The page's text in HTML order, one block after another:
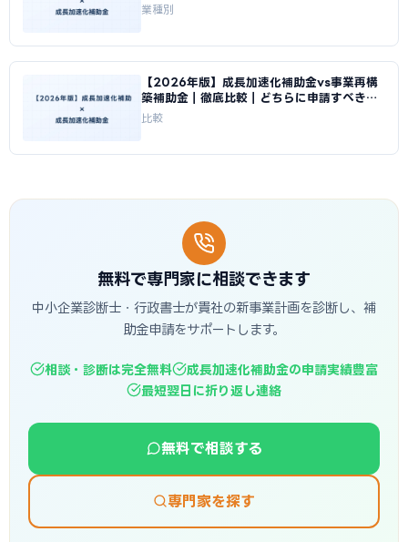
略｜成長加速化補助金ナビ
業種別
【2026年版】成長加速化補助金vs事業再構
築補助金｜徹底比較｜どちらに申請すべきか
｜成長加速化補助金ナビ
比較
無料で専門家に相談できます
中小企業診断士・行政書士が貴社の新事業計画を診断し、補
助金申請をサポートします。
相談・診断は完全無料
成長加速化補助金の申請実績豊富
最短翌日に折り返し連絡
無料で相談する
専門家を探す